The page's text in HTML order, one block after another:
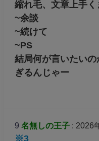
韓国だけど~身長が
気がありません。
ンが多いです。平
フラワーガールの
いましたね…
名無しの王子 : 2026
縮れ毛、文章上手く